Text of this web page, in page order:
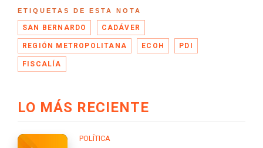
ETIQUETAS DE ESTA NOTA
SAN BERNARDO CADÁVER
REGIÓN METROPOLITANA ECOH PDI
FISCALÍA
LO MÁS RECIENTE
POLÍTICA